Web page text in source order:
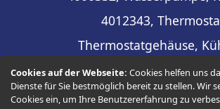
Cookies auf der Webseite:Cookies helfen uns
Dienste für Sie bestmöglich bereit zu stellen. Wir
Cookies ein, um Ihre Benutzererfahrung zu
4012343,
Thermostatgehäuse,